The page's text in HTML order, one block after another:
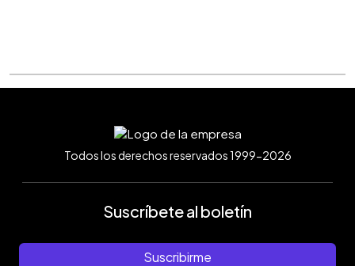
Todos los derechos reservados 1999-2026
Suscríbete al boletín
Suscribirme